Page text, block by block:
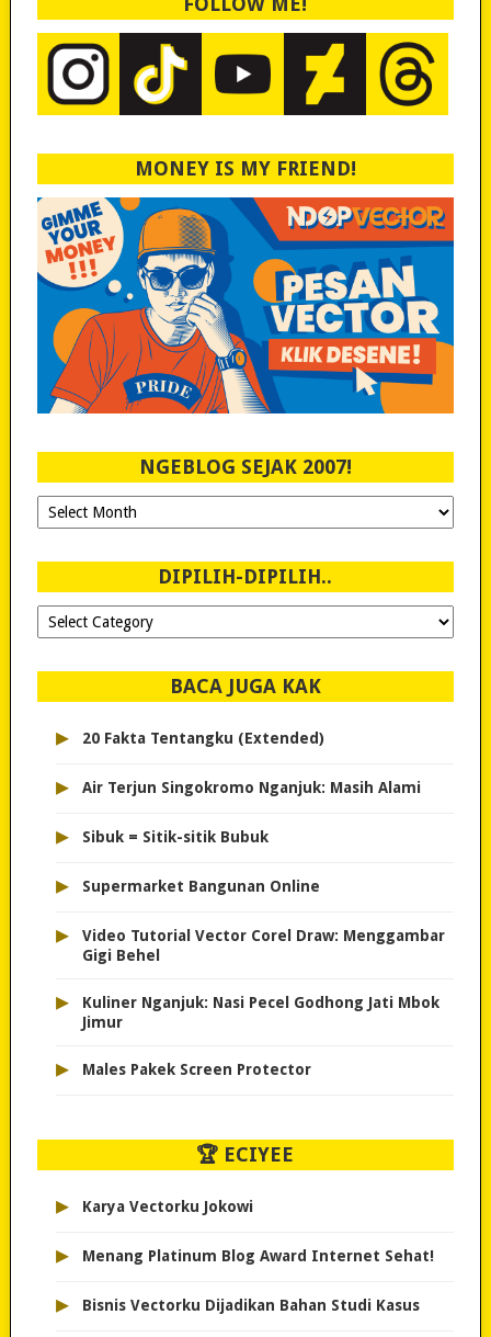
MONEY IS MY FRIEND!
NGEBLOG SEJAK 2007!
Ngeblog
Sejak
DIPILIH-DIPILIH..
Dipilih-
dipilih..
BACA JUGA KAK
▸ 20 Fakta Tentangku (Extended)
▸ Air Terjun Singokromo Nganjuk: Masih Alami
▸ Sibuk = Sitik-sitik Bubuk
▸ Supermarket Bangunan Online
▸
Video Tutorial Vector Corel Draw: Menggambar
Gigi Behel
▸
Kuliner Nganjuk: Nasi Pecel Godhong Jati Mbok
Jimur
▸ Males Pakek Screen Protector
🏆 ECIYEE
▸ Karya Vectorku Jokowi
▸ Menang Platinum Blog Award Internet Sehat!
▸ Bisnis Vectorku Dijadikan Bahan Studi Kasus